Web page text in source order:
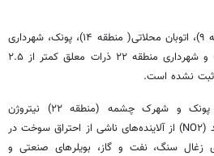
در ایستگاه‌های میدان فتح( منطقه ۹)، اتوبان محلاتی( منطقه ۱۴)، پونک، شهرداری
منطقه ۱۶، پارک قائم( منطقه ۱۸) و شهرداری منطقه ۲۲ ذرات معلق کمتر از ۲.۵
ثبت نشده است.
آلاینده شاخص در ایستگاه‌های پونک و شهرک چشمه (منطقه ۲۲) نیتروژن
دی‌اکسید است. نیتروژن دی‌اکسید (NO۲) از آلاینده‌های ناشی از احتراق سوخت در
زغال‌ سنگ، نفت و گاز، بویلرهای صنعتی و